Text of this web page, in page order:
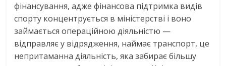
фінансування, адже фінансова підтримка видів
спорту концентрується в міністерстві і воно
займається операційною діяльністю —
відправляє у відрядження, наймає транспорт, це
непритаманна діяльність, яка забирає більшу